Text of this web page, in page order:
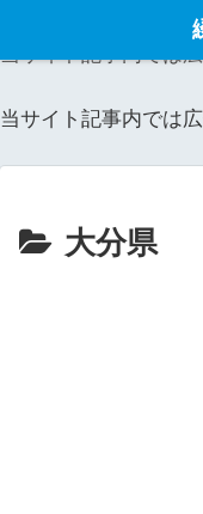
当サイト記事内では
当サイト記事内では
大分県